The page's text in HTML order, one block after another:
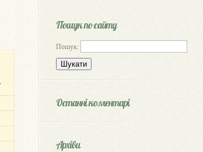
Пошук по сайту
Пошук:
Останні коментарі
Архіви